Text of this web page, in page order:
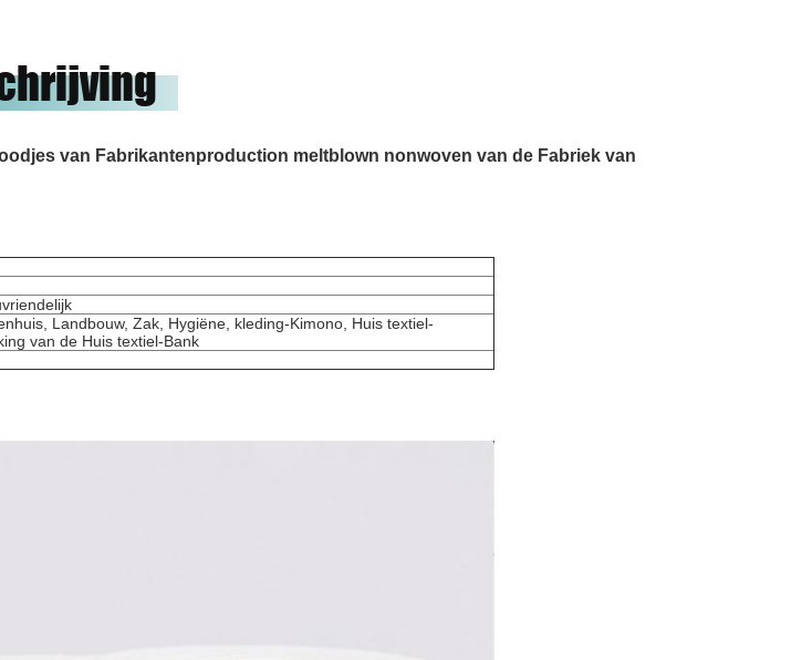
van Fabrikantenproduction meltblown nonwoven van de Fabriek van
Landbouw, Zak, Hygiëne, kleding-Kimono, Huis textiel-
van de Huis textiel-Bank